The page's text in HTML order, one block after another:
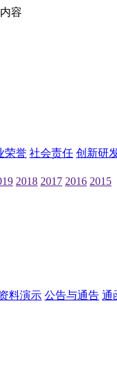
容
荣誉 社会责任 创新研
2018 2017 2016 2015
料演示 公告与通告 通